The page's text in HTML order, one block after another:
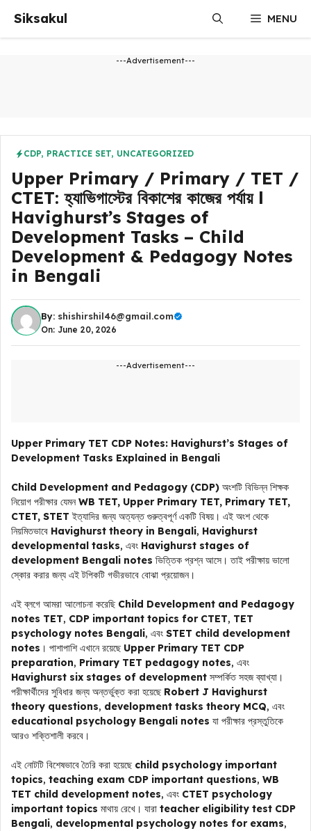
content
Siksakul MENU
---Advertisement---
CDP, PRACTICE SET, UNCATEGORIZED
Upper Primary / Primary / TET /
CTET: হ্যাভিগাস্টের বিকাশের কাজের পর্যায় l
Havighurst’s Stages of
Development Tasks – Child
Development & Pedagogy Notes
in Bengali
By: shishirshil46@gmail.com
On: June 20, 2026
---Advertisement---
Upper Primary TET CDP Notes: Havighurst’s Stages of
Development Tasks Explained in Bengali
Child Development and Pedagogy (CDP) অংশটি বিভিন্ন শিক্ষক
নিয়োগ পরীক্ষার যেমনWB TET, Upper Primary TET, Primary TET,
CTET, STET ইত্যাদির জন্য অত্যন্ত গুরুত্বপূর্ণ একটি বিষয়। এই অংশ থেকে
নিয়মিতভাবে Havighurst theory in Bengali, Havighurst
developmental tasks, এবং Havighurst stages of
development Bengali notes ভিত্তিক প্রশ্ন আসে। তাই পরীক্ষায় ভালো
স্কোর করার জন্য এই টপিকটি গভীরভাবে বোঝা প্রয়োজন।
এই ব্লগে আমরা আলোচনা করেছি Child Development and Pedagogy
notes TET, CDP important topics for CTET, TET
psychology notes Bengali, এবং STET child development
notes । পাশাপাশি এখানে রয়েছে Upper Primary TET CDP
preparation, Primary TET pedagogy notes, এবং
Havighurst six stages of development সম্পর্কিত সহজ ব্যাখ্যা।
পরীক্ষার্থীদের সুবিধার জন্য অন্তর্ভুক্ত করা হয়েছে Robert J Havighurst
theory questions, development tasks theory MCQ, এবং
educational psychology Bengali notes যা পরীক্ষার প্রস্তুতিকে
আরও শক্তিশালী করবে।
এই নোটটি বিশেষভাবে তৈরি করা হয়েছে child psychology important
topics, teaching exam CDP important questions, WB
TET child development notes, এবং CTET psychology
important topics মাথায় রেখে। যারা teacher eligibility test CDP
Bengali, developmental psychology notes for exams,